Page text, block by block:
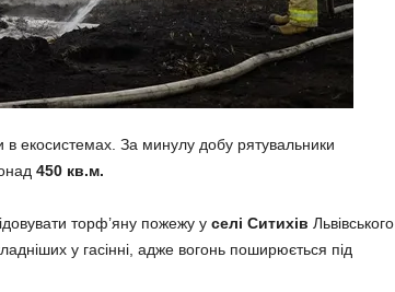
екосистемах. За минулу добу рятувальники
450 кв.м.
торф’яну пожежу у селі Ситихів Львівського
у гасінні, адже вогонь поширюється під